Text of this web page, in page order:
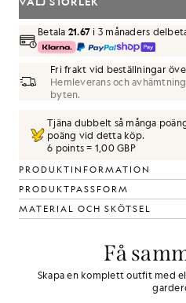
Betala 21.67 i 3 månaders
Fri frakt vid beställningar
Hemleverans och
byten.
Tjäna dubbelt så många
poäng vid detta köp.
6 points = 1,00 GBP
PRODUKTINFORMATION
PRODUKTPASSFORM
MATERIAL OCH SKÖTSEL
Få
Skapa en komplett outfit med